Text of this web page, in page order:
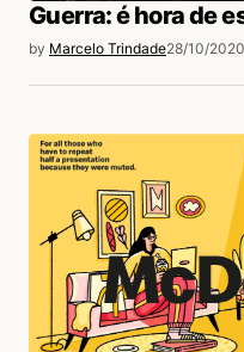
Guerra: é hora de
by Marcelo Trindade28/10/2020